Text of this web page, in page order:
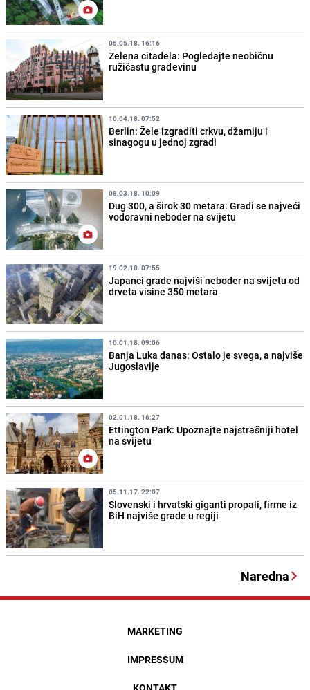
05.05.18. 16:16
Zelena citadela: Pogledajte neobičnu
ružičastu građevinu
10.04.18. 07:52
Berlin: Žele izgraditi crkvu, džamiju i
sinagogu u jednoj zgradi
08.03.18. 10:09
Dug 300, a širok 30 metara: Gradi se najveći
vodoravni neboder na svijetu
19.02.18. 07:55
Japanci grade najviši neboder na svijetu od
drveta visine 350 metara
10.01.18. 09:06
Banja Luka danas: Ostalo je svega, a najviše
Jugoslavije
02.01.18. 16:27
Ettington Park: Upoznajte najstrašniji hotel
na svijetu
05.11.17. 22:07
Slovenski i hrvatski giganti propali, firme iz
BiH najviše grade u regiji
Naredna
MARKETING
IMPRESSUM